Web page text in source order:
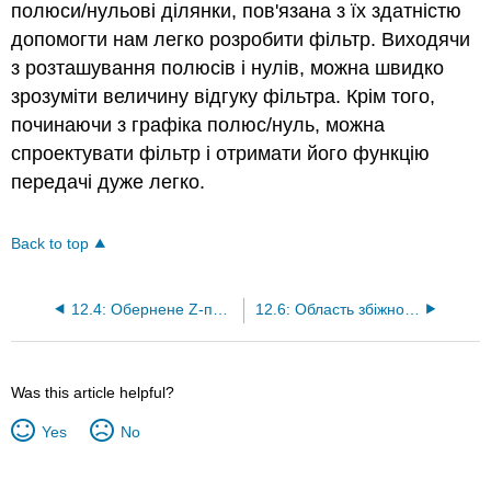
полюси/нульові ділянки, пов'язана з їх здатністю
допомогти нам легко розробити фільтр. Виходячи
з розташування полюсів і нулів, можна швидко
зрозуміти величину відгуку фільтра. Крім того,
починаючи з графіка полюс/нуль, можна
спроектувати фільтр і отримати його функцію
передачі дуже легко.
Back to top
12.6: Область збіжності для Z-перетворення
Was this article helpful?
Yes No